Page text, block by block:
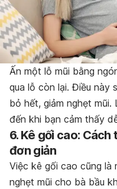
Ấn một lỗ mũi bằng
qua lỗ còn lại. Điều này
bỏ hết, giảm nghẹt
đến khi bạn cảm thấy
6. Kê gối cao:
đơn giản
Việc kê gối cao cũng
nghẹt mũi cho bà bầu